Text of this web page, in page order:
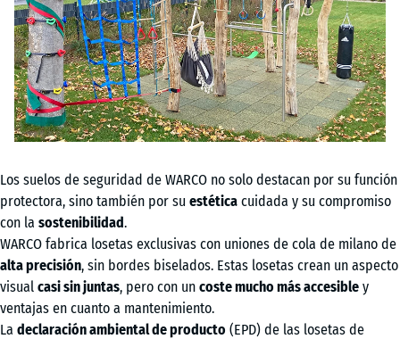
Los suelos de seguridad de WARCO no solo destacan por su función
protectora, sino también por su estética cuidada y su compromiso
con la sostenibilidad.
WARCO fabrica losetas exclusivas con uniones de cola de milano de
alta precisión, sin bordes biselados. Estas losetas crean un aspecto
visual casi sin juntas, pero con un coste mucho más accesible y
ventajas en cuanto a mantenimiento.
La declaración ambiental de producto (EPD) de las losetas de